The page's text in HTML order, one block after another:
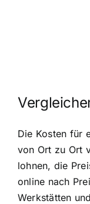
Die Kosten für
von Ort zu Ort
lohnen, die
online nach
Werkstätten